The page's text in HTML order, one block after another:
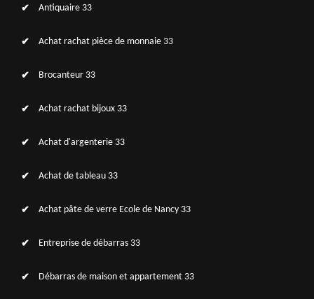
Antiquaire 33
Achat rachat pièce de monnaie 33
Brocanteur 33
Achat rachat bijoux 33
Achat d'argenterie 33
Achat de tableau 33
Achat pâte de verre Ecole de Nancy 33
Entreprise de débarras 33
Débarras de maison et appartement 33